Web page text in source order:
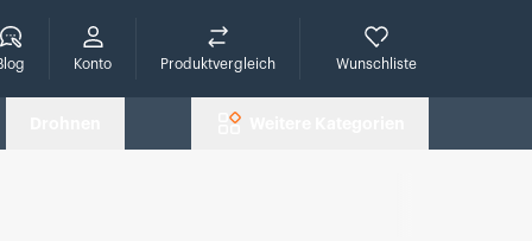
Konto Produktvergleich Wunschliste